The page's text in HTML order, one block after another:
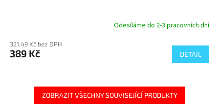
Odesíláme do 2-3 pracovních dní
321,49 Kč bez DPH
389 Kč DETAIL
ZOBRAZIT VŠECHNY SOUVISEJÍCÍ PRODUKTY